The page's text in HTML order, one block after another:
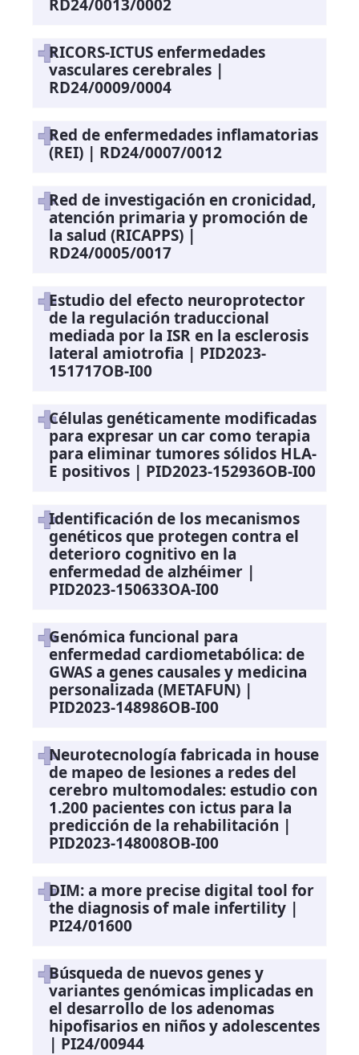
RD24/0013/0002
RICORS-ICTUS enfermedades
vasculares cerebrales |
RD24/0009/0004
Red de enfermedades inflamatorias
(REI) | RD24/0007/0012
Red de investigación en cronicidad,
atención primaria y promoción de
la salud (RICAPPS) |
RD24/0005/0017
Estudio del efecto neuroprotector
de la regulación traduccional
mediada por la ISR en la esclerosis
lateral amiotrofia | PID2023-
151717OB-I00
Células genéticamente modificadas
para expresar un car como terapia
para eliminar tumores sólidos HLA-
E positivos | PID2023-152936OB-I00
Identificación de los mecanismos
genéticos que protegen contra el
deterioro cognitivo en la
enfermedad de alzhéimer |
PID2023-150633OA-I00
Genómica funcional para
enfermedad cardiometabólica: de
GWAS a genes causales y medicina
personalizada (METAFUN) |
PID2023-148986OB-I00
Neurotecnología fabricada in house
de mapeo de lesiones a redes del
cerebro multomodales: estudio con
1.200 pacientes con ictus para la
predicción de la rehabilitación |
PID2023-148008OB-I00
DIM: a more precise digital tool for
the diagnosis of male infertility |
PI24/01600
Búsqueda de nuevos genes y
variantes genómicas implicadas en
el desarrollo de los adenomas
hipofisarios en niños y adolescentes
| PI24/00944